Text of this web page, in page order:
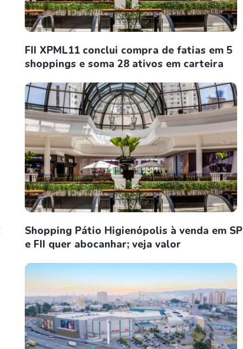
FII XPML11 conclui compra de fatias em 5
shoppings e soma 28 ativos em carteira
Shopping Pátio Higienópolis à venda em SP
e FII quer abocanhar; veja valor